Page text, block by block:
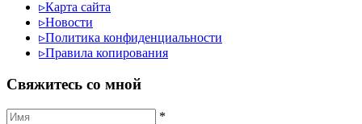
▹Карта сайта
▹Новости
▹Политика конфиденциальности
▹Правила копирования
Cвяжитесь со мной
*